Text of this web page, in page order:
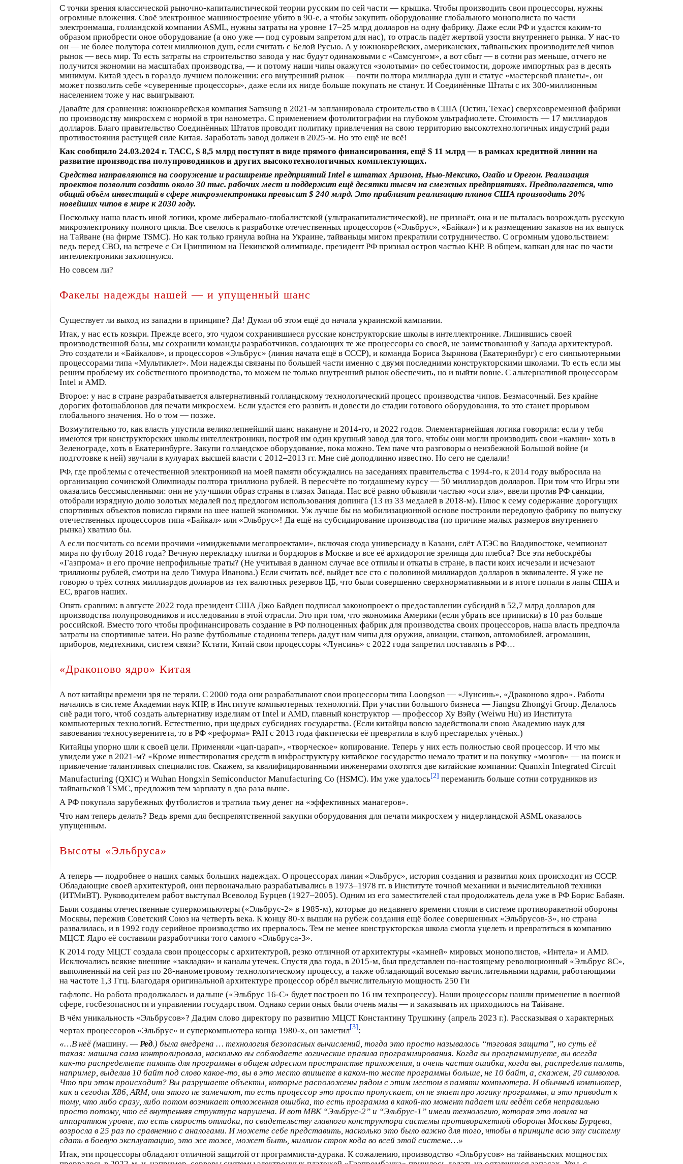
С точки зрения классической рыночно-капиталистической теории русским по сей части — крышка. Чтобы производить свои процессоры, нужны
огромные вложения. Своё электронное машиностроение убито в 90‑е, а чтобы закупить оборудование глобального монополиста по части
электронмаша, голландской компании ASML, нужны затраты на уровне 17–25 млрд долларов на одну фабрику. Даже если РФ и удастся каким‑то
образом приобрести оное оборудование (а оно уже — под суровым запретом для нас), то отрасль падёт жертвой узости внутреннего рынка. У нас‑то
он — не более полутора сотен миллионов душ, если считать с Белой Русью. А у южнокорейских, американских, тайваньских производителей чипов
рынок — весь мир. То есть затраты на строительство завода у нас будут одинаковыми с «Самсунгом», а вот сбыт — в сотни раз меньше, отчего не
получится экономии на масштабах производства, — и потому наши чипы окажутся «золотыми» по себестоимости, дороже импортных раз в десять
минимум. Китай здесь в гораздо лучшем положении: его внутренний рынок — почти полтора миллиарда душ и статус «мастерской планеты», он
может позволить себе «суверенные процессоры», даже если их нигде больше покупать не станут. И Соединённые Штаты с их 300‑миллионным
населением тоже у нас выигрывают.
Давайте для сравнения: южнокорейская компания Samsung в 2021‑м запланировала строительство в США (Остин, Техас) сверхсовременной фабрики
по производству микросхем с нормой в три нанометра. С применением фотолитографии на глубоком ультрафиолете. Стоимость — 17 миллиардов
долларов. Благо правительство Соединённых Штатов проводит политику привлечения на свою территорию высокотехнологичных индустрий ради
противостояния растущей силе Китая. Заработать завод должен в 2025‑м. Но это ещё не всё!
Как сообщило 24.03.2024 г. ТАСС, $ 8,5 млрд поступят в виде прямого финансирования, ещё $ 11 млрд — в рамках кредитной линии на
развитие производства полупроводников и других высокотехнологичных комплектующих.
Средства направляются на сооружение и расширение предприятий Intel в штатах Аризона, Нью-Мексико, Огайо и Орегон. Реализация
проектов позволит создать около 30 тыс. рабочих мест и поддержит ещё десятки тысяч на смежных предприятиях. Предполагается, что
общий объём инвестиций в сфере микроэлектроники превысит $ 240 млрд. Это приблизит реализацию планов США производить 20%
новейших чипов в мире к 2030 году.
Поскольку наша власть иной логики, кроме либерально-глобалистской (ультракапиталистической), не признаёт, она и не пыталась возрождать русскую
микроэлектронику полного цикла. Все свелось к разработке отечественных процессоров («Эльбрус», «Байкал») и к размещению заказов на их выпуск
на Тайване (на фирме TSMC). Но как только грянула война на Украине, тайваньцы мигом прекратили сотрудничество. С огромным удовольствием:
ведь перед СВО, на встрече с Си Цзинпином на Пекинской олимпиаде, президент РФ признал остров частью КНР. В общем, капкан для нас по части
интеллектроники захлопнулся.
Но совсем ли?
Факелы надежды нашей — и упущенный шанс
Существует ли выход из западни в принципе? Да! Думал об этом ещё до начала украинской кампании.
Итак, у нас есть козыри. Прежде всего, это чудом сохранившиеся русские конструкторские школы в интеллектронике. Лишившись своей
производственной базы, мы сохранили команды разработчиков, создающих те же процессоры со своей, не заимствованной у Запада архитектурой.
Это создатели и «Байкалов», и процессоров «Эльбрус» (линия начата ещё в СССР), и команда Бориса Зырянова (Екатеринбург) с его синпьютерными
процессорами типа «Мультиклет». Мои надежды связаны по большей части именно с двумя последними конструкторскими школами. То есть если мы
решим проблему их собственного производства, то можем не только внутренний рынок обеспечить, но и выйти вовне. С альтернативой процессорам
Intel и AMD.
Второе: у нас в стране разрабатывается альтернативный голландскому технологический процесс производства чипов. Безмасочный. Без крайне
дорогих фотошаблонов для печати микросхем. Если удастся его развить и довести до стадии готового оборудования, то это станет прорывом
глобального значения. Но о том — позже.
Возмутительно то, как власть упустила великолепнейший шанс накануне и 2014‑го, и 2022 годов. Элементарнейшая логика говорила: если у тебя
имеются три конструкторских школы интеллектроники, построй им один крупный завод для того, чтобы они могли производить свои «камни» хоть в
Зеленограде, хоть в Екатеринбурге. Закупи голландское оборудование, пока можно. Тем паче что разговоры о неизбежной Большой войне (и
подготовке к ней) звучали в кулуарах высшей власти с 2012–2013 гг. Мне сиё доподлинно известно. Но сего не сделали!
РФ, где проблемы с отечественной электроникой на моей памяти обсуждались на заседаниях правительства с 1994‑го, к 2014 году выбросила на
организацию сочинской Олимпиады полтора триллиона рублей. В пересчёте по тогдашнему курсу — 50 миллиардов долларов. При том что Игры эти
оказались бессмысленными: они не улучшили образ страны в глазах Запада. Нас всё равно объявили частью «оси зла», ввели против РФ санкции,
отобрали изрядную долю золотых медалей под предлогом использования допинга (13 из 33 медалей в 2018‑м). Плюс к сему содержание дорогущих
спортивных объектов повисло гирями на шее нашей экономики. Уж лучше бы на мобилизационной основе построили передовую фабрику по выпуску
отечественных процессоров типа «Байкал» или «Эльбрус»! Да ещё на субсидирование производства (по причине малых размеров внутреннего
рынка) хватило бы.
А если посчитать со всеми прочими «имиджевыми мегапроектами», включая сюда универсиаду в Казани, слёт АТЭС во Владивостоке, чемпионат
мира по футболу 2018 года? Вечную перекладку плитки и бордюров в Москве и все её архидорогие зрелища для плебса? Все эти небоскрёбы
«Газпрома» и его прочие непрофильные траты? (Не учитывая в данном случае все отпилы и откаты в стране, в пасти коих исчезали и исчезают
триллионы рублей, смотри на дело Тимура Иванова.) Если считать всё, выйдет все сто с половиной миллиардов долларов в эквиваленте. Я уже не
говорю о трёх сотнях миллиардов долларов из тех валютных резервов ЦБ, что были совершенно сверхнормативными и в итоге попали в лапы США и
ЕС, врагов наших.
Опять сравним: в августе 2022 года президент США Джо Байден подписал законопроект о предоставлении субсидий в 52,7 млрд долларов для
производства полупроводников и исследования в этой отрасли. Это при том, что экономика Америки (если убрать все приписки) в 10 раз больше
российской. Вместо того чтобы профинансировать создание в РФ полноценных фабрик для производства своих процессоров, наша власть предпочла
затраты на спортивные затеи. Но разве футбольные стадионы теперь дадут нам чипы для оружия, авиации, станков, автомобилей, агромашин,
приборов, медтехники, систем связи? Кстати, Китай свои процессоры «Лунсинь» с 2022 года запретил поставлять в РФ…
«Драконово ядро» Китая
А вот китайцы времени зря не теряли. С 2000 года они разрабатывают свои процессоры типа Loongson — «Лунсинь», «Драконово ядро». Работы
начались в системе Академии наук КНР, в Институте компьютерных технологий. При участии большого бизнеса — Jiangsu Zhongyi Group. Делалось
сиё ради того, чтоб создать альтернативу изделиям от Intel и AMD, главный конструктор — профессор Ху Вэйу (Weiwu Hu) из Института
компьютерных технологий. Естественно, при щедрых субсидиях государства. (Если китайцы вовсю задействовали свою Академию наук для
завоевания техносуверенитета, то в РФ «реформа» РАН с 2013 года фактически её превратила в клуб престарелых учёных.)
Китайцы упорно шли к своей цели. Применяли «цап-царап», «творческое» копирование. Теперь у них есть полностью свой процессор. И что мы
увидели уже в 2021‑м? «Кроме инвестирования средств в инфраструктуру китайское государство немало тратит и на покупку «мозгов» — на поиск и
привлечение талантливых специалистов. Скажем, за квалифицированными инженерами охотятся две китайские компании: Quanxin Integrated Circuit
Manufacturing (QXIC) и Wuhan Hongxin Semiconductor Manufacturing Co (HSMC). Им уже удалось[2] переманить больше сотни сотрудников из
тайваньской TSMC, предложив тем зарплату в два раза выше.
А РФ покупала зарубежных футболистов и тратила тьму денег на «эффективных манагеров».
Что нам теперь делать? Ведь время для беспрепятственной закупки оборудования для печати микросхем у нидерландской ASML оказалось
упущенным.
Высоты «Эльбруса»
А теперь — подробнее о наших самых больших надеждах. О процессорах линии «Эльбрус», история создания и развития коих происходит из СССР.
Обладающие своей архитектурой, они первоначально разрабатывались в 1973–1978 гг. в Институте точной механики и вычислительной техники
(ИТМиВТ). Руководителем работ выступал Всеволод Бурцев (1927–2005). Одним из его заместителей стал продолжатель дела уже в РФ Борис Бабаян.
Были созданы отечественные суперкомпьютеры («Эльбрус-2» в 1985‑м), которые до недавнего времени стояли в системе противоракетной обороны
Москвы, пережив Советский Союз на четверть века. К концу 80‑х вышли на рубеж создания ещё более совершенных «Эльбрусов-3», но страна
развалилась, и в 1992 году серийное производство их прервалось. Тем не менее конструкторская школа смогла уцелеть и превратиться в компанию
МЦСТ. Ядро её составили разработчики того самого «Эльбруса-3».
К 2014 году МЦСТ создала свои процессоры с архитектурой, резко отличной от архитектуры «камней» мировых монополистов, «Интела» и AMD.
Исключались всякие внешние «закладки» и каналы утечек. Спустя два года, в 2015‑м, был представлен по‑настоящему революционный «Эльбрус 8С»,
выполненный на сей раз по 28‑нанометровому технологическому процессу, а также обладающий восемью вычислительными ядрами, работающими
на частоте 1,3 Ггц. Благодаря оригинальной архитектуре процессор обрёл вычислительную мощность 250 Ги
гафлопс. Но работа продолжалась и дальше («Эльбрус 16‑С» будет построен по 16 нм техпроцессу). Наши процессоры нашли применение в военной
сфере, госбезопасности и управлении государством. Однако серии оных были очень малы — и заказывать их приходилось на Тайване.
В чём уникальность «Эльбрусов»? Дадим слово директору по развитию МЦСТ Константину Трушкину (апрель 2023 г.). Рассказывая о характерных
чертах процессоров «Эльбрус» и суперкомпьютера конца 1980‑х, он заметил[3]:
«…В неё (машину. —Ред.) была внедрена … технология безопасных вычислений, тогда это просто называлось “тэговая защита”, но суть её
такая: машина сама контролировала, насколько вы соблюдаете логические правила программирования. Когда вы программируете, вы всегда
как‑то распределяете память для программы в общем адресном пространстве приложения, и очень частая ошибка, когда вы, распределив память,
например, выделив 10 байт под слово какое‑то, вы в это место впишете в каком‑то месте программы больше, не 10 байт, а, скажем, 20 символов.
Что при этом происходит? Вы разрушаете объекты, которые расположены рядом с этим местом в памяти компьютера. И обычный компьютер,
как и сегодня Х86, ARM, они этого не замечают, то есть процессор это просто пропускает, он не знает про логику программы, и это приводит к
тому, что либо сразу, либо потом возникает отложенная ошибка, то есть программа в какой‑то момент падает или ведёт себя неправильно
просто потому, что её внутренняя структура нарушена. И вот МВК “Эльбрус-2” и “Эльбрус-1” имели технологию, которая это ловила на
аппаратном уровне, то есть скорость отладки, по свидетельству главного конструктора системы противоракетной обороны Москвы Бурцева,
возросла в 25 раз по сравнению с аналогами. И можете себе представить, насколько это было важно для того, чтобы в принципе всю эту систему
сдать в боевую эксплуатацию, это же тоже, может быть, миллион строк кода во всей этой системе…»
Итак, эти процессоры обладают отличной защитой от программиста-дурака. К сожалению, производство «Эльбрусов» на тайваньских мощностях